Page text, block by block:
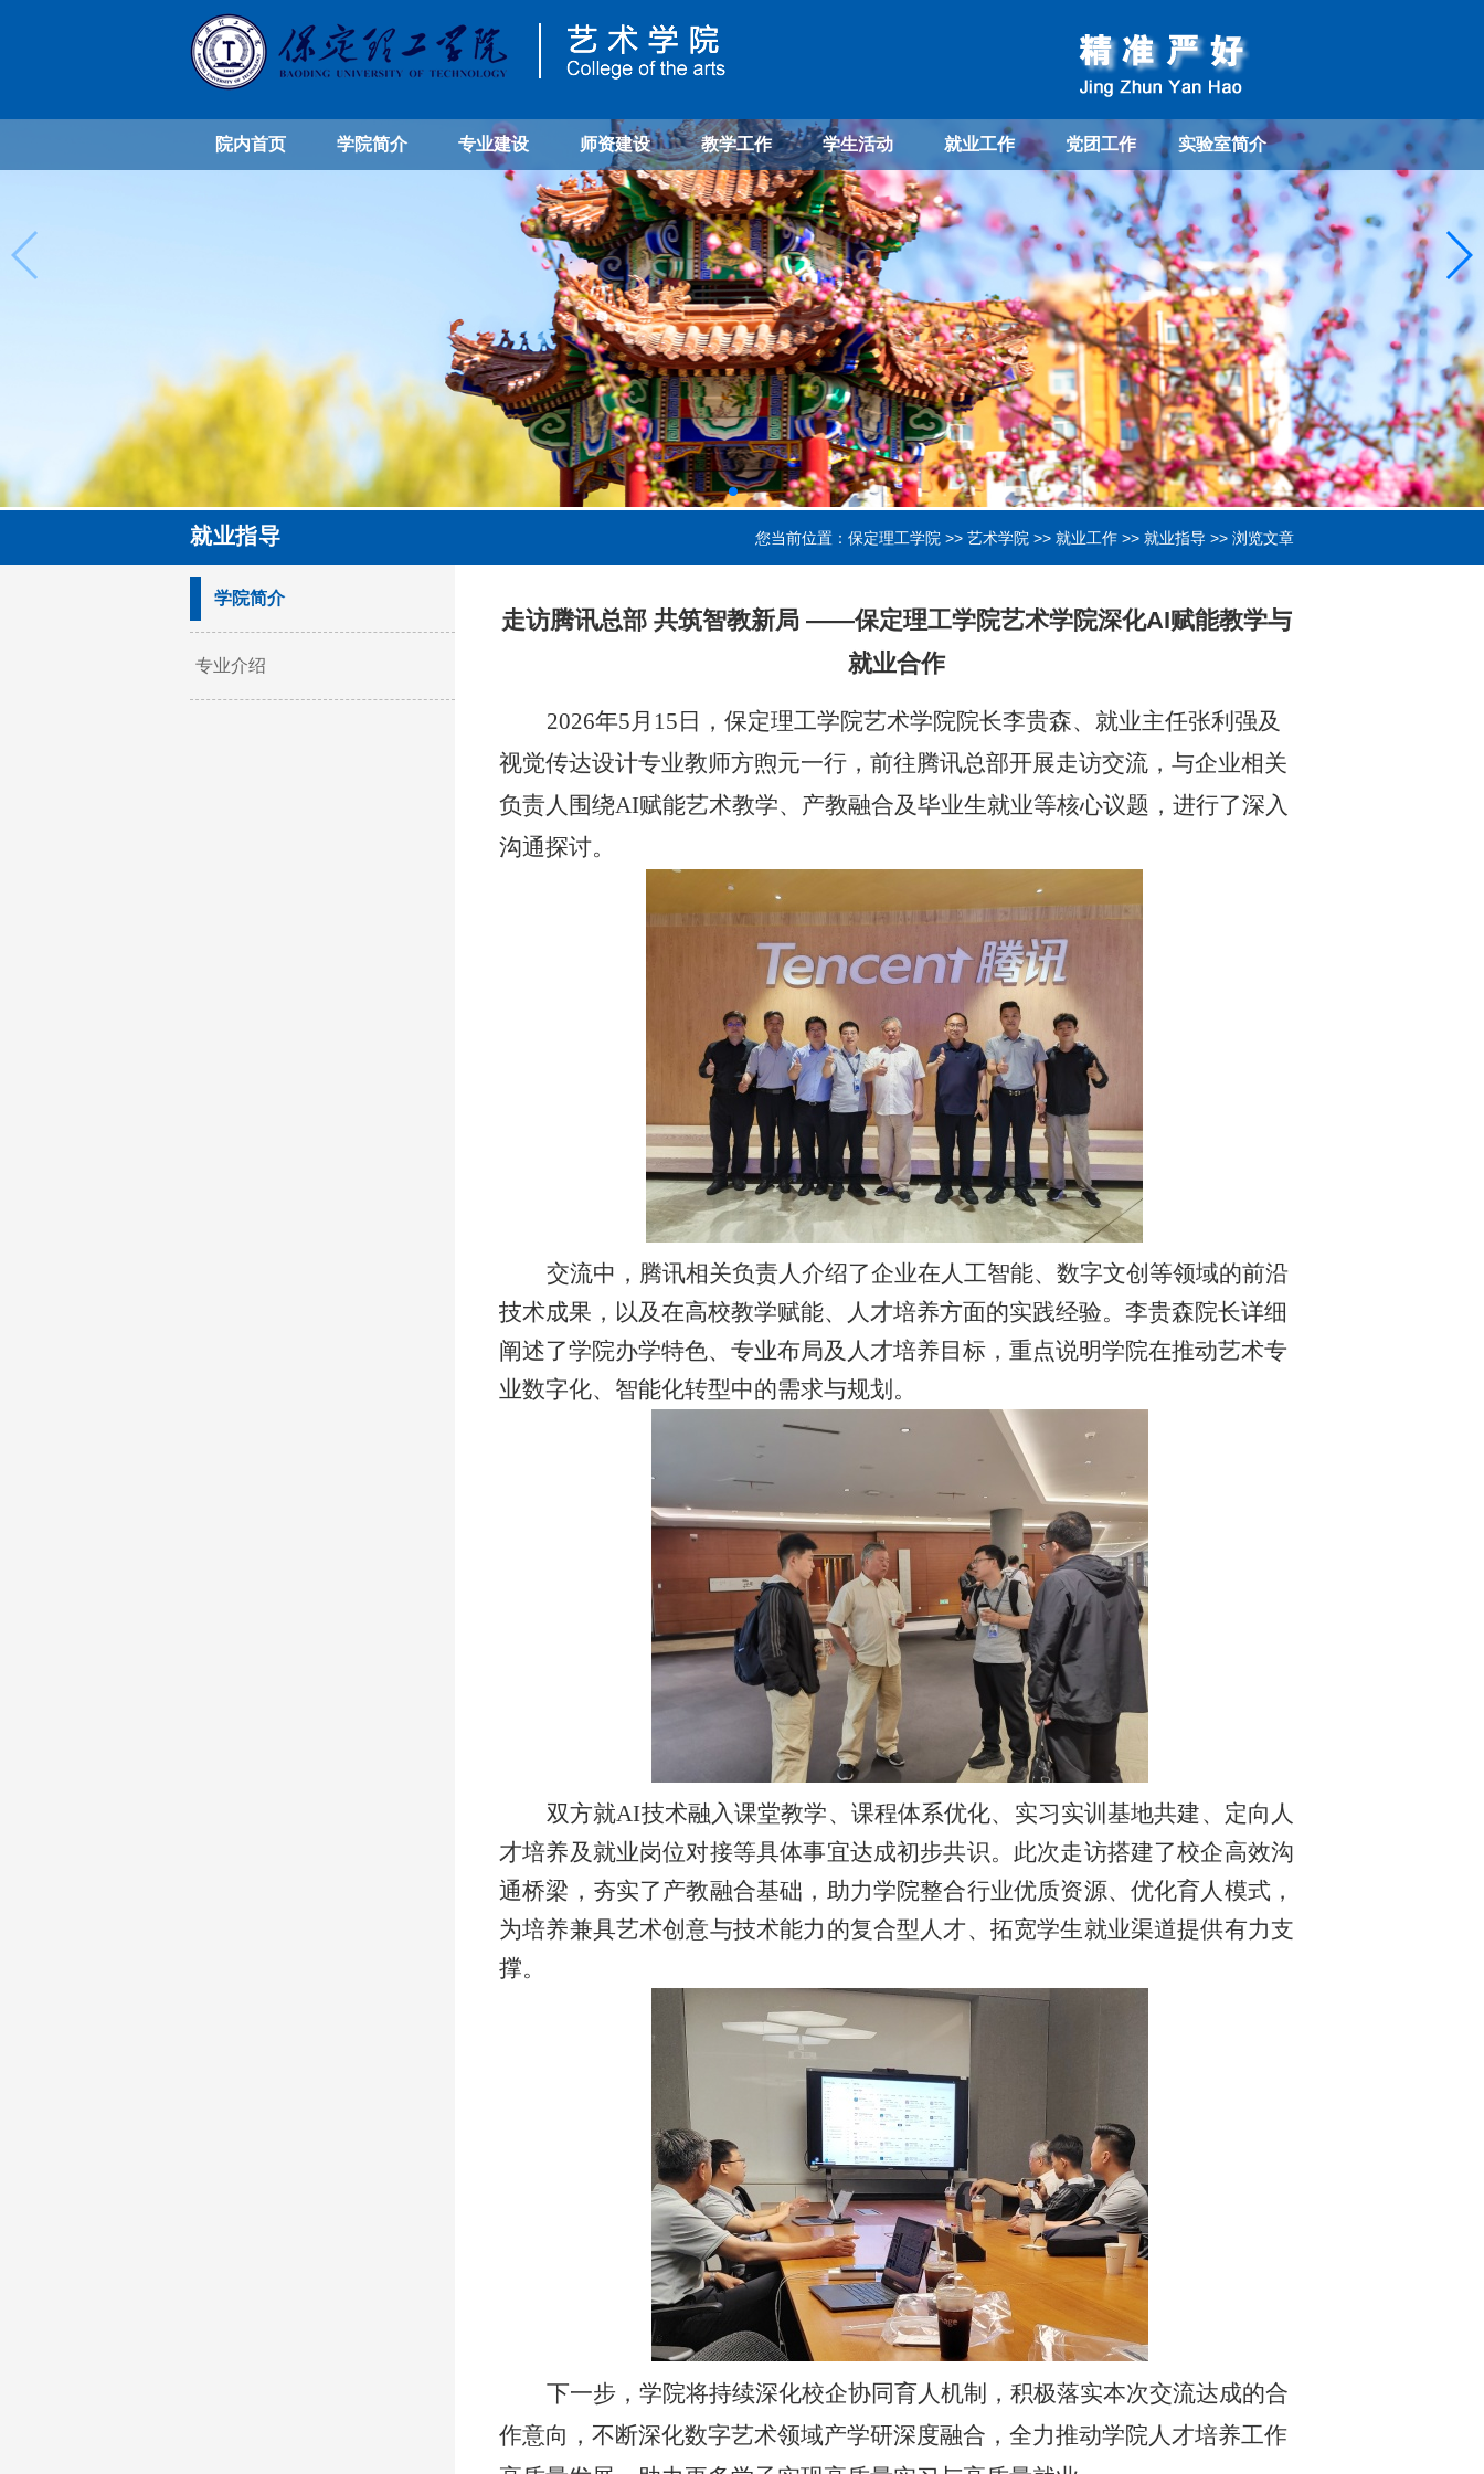
院内首页 学院简介 专业建设 师资建设 教学工作 学生活动 就业工作 党团工作 实验室简介
您当前位置： 保定理工学院 >> 艺术学院 >> 就业工作 >> 就业指导 >> 浏览文章
就业指导
学院简介
专业介绍
走访腾讯总部 共筑智教新局 ——保定理工学院艺术学院深化AI赋能教学与
就业合作
2026年5月15日，保定理工学院艺术学院院长李贵森、就业主任张利强及
视觉传达设计专业教师方煦元一行，前往腾讯总部开展走访交流，与企业相关
负责人围绕AI赋能艺术教学、产教融合及毕业生就业等核心议题，进行了深入
沟通探讨。
交流中，腾讯相关负责人介绍了企业在人工智能、数字文创等领域的前沿
技术成果，以及在高校教学赋能、人才培养方面的实践经验。李贵森院长详细
阐述了学院办学特色、专业布局及人才培养目标，重点说明学院在推动艺术专
业数字化、智能化转型中的需求与规划。
双方就AI技术融入课堂教学、课程体系优化、实习实训基地共建、定向人
才培养及就业岗位对接等具体事宜达成初步共识。此次走访搭建了校企高效沟
通桥梁，夯实了产教融合基础，助力学院整合行业优质资源、优化育人模式，
为培养兼具艺术创意与技术能力的复合型人才、拓宽学生就业渠道提供有力支
撑。
下一步，学院将持续深化校企协同育人机制，积极落实本次交流达成的合
作意向，不断深化数字艺术领域产学研深度融合，全力推动学院人才培养工作